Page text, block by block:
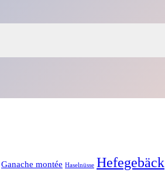
Ganache montée Haselnüsse Hefegebäck